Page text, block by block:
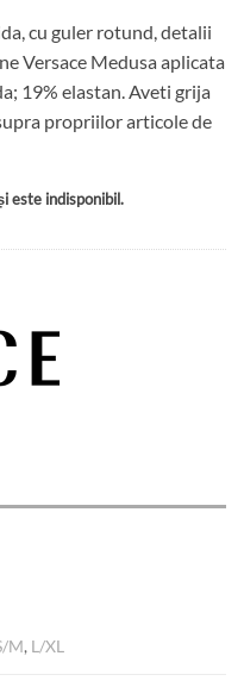
cu guler rotund, detalii
Versace Medusa aplicata
19% elastan. Aveti grija
propriilor articole de
este indisponibil.
M, L/XL